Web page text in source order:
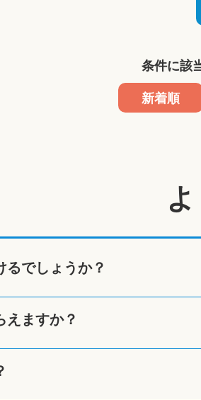
条件に該
新着順
でしょうか？
えますか？